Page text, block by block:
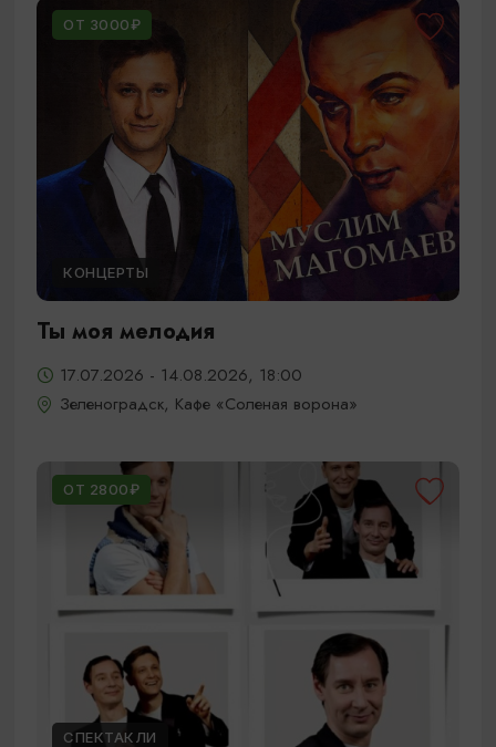
ОТ 3000₽
КОНЦЕРТЫ
Ты моя мелодия
17.07.2026 - 14.08.2026, 18:00
Зеленоградск, Кафе «Соленая ворона»
ОТ 2800₽
СПЕКТАКЛИ